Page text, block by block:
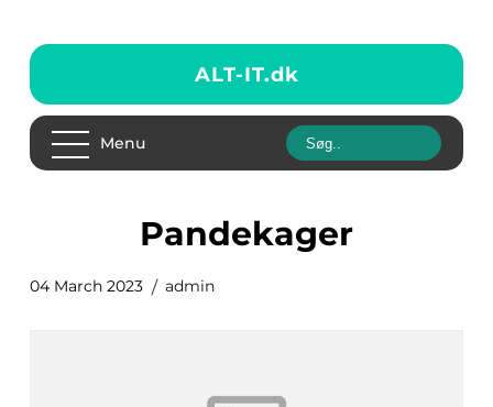
ALT-IT.dk
Menu
pandekager
04 March 2023 admin